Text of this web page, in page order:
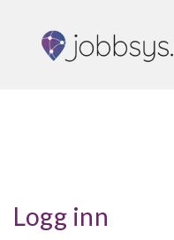
Logg inn